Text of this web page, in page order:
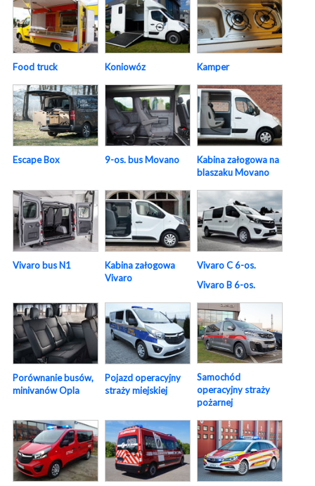
Food truck Koniowóz Kamper
Escape Box 9-os. bus Movano
Kabina załogowa na
blaszaku Movano
Vivaro bus N1
Kabina załogowa
Vivaro
Vivaro C 6-os.
Vivaro B 6-os.
Porównanie busów,
minivanów Opla
Pojazd operacyjny
straży miejskiej
Samochód
operacyjny straży
pożarnej